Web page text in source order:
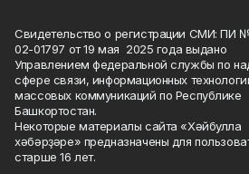
Свидетельство о регистрации СМИ: ПИ
02-01797 от 19 мая 2025 года выдано
Управлением федеральной службы по
сфере связи, информационных
массовых коммуникаций по Республике
Башкортостан.
Некоторые материалы сайта «Хәйбулла
хәбәрҙәре» предназначены для
старше 16 лет.